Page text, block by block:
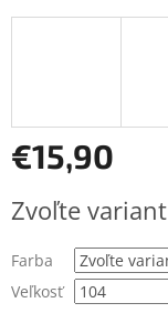
€15,90
cena:
Zvoľte variant
Farba
Veľkosť